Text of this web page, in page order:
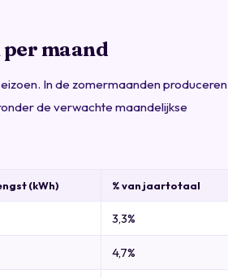
maand
In de zomermaanden produceren
de verwachte maandelijkse
(kWh) % van jaartotaal
3,3%
4,7%